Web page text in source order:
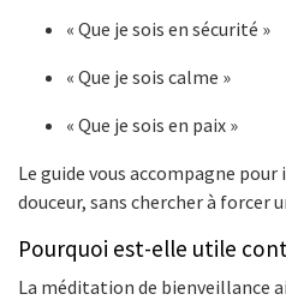
« Que je sois en sécurité »
« Que je sois calme »
« Que je sois en paix »
Le guide vous accompagne
douceur, sans chercher à forcer
Pourquoi est-elle utile
La méditation de bienveillance